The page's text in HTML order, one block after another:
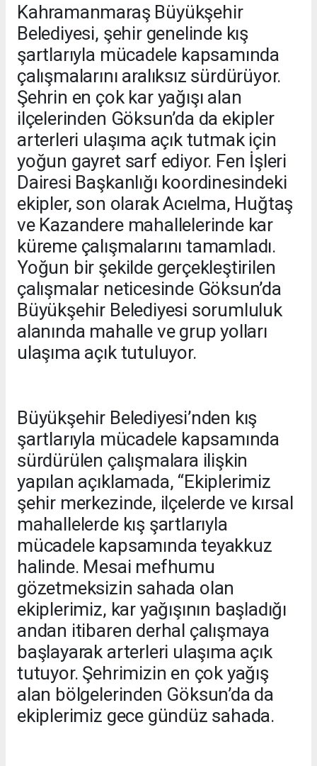
Kahramanmaraş Büyükşehir
Belediyesi, şehir genelinde kış
şartlarıyla mücadele kapsamında
çalışmalarını aralıksız sürdürüyor.
Şehrin en çok kar yağışı alan
ilçelerinden Göksun’da da ekipler
arterleri ulaşıma açık tutmak için
yoğun gayret sarf ediyor. Fen İşleri
Dairesi Başkanlığı koordinesindeki
ekipler, son olarak Acıelma, Huğtaş
ve Kazandere mahallelerinde kar
küreme çalışmalarını tamamladı.
Yoğun bir şekilde gerçekleştirilen
çalışmalar neticesinde Göksun’da
Büyükşehir Belediyesi sorumluluk
alanında mahalle ve grup yolları
ulaşıma açık tutuluyor.
Büyükşehir Belediyesi’nden kış
şartlarıyla mücadele kapsamında
sürdürülen çalışmalara ilişkin
yapılan açıklamada, “Ekiplerimiz
şehir merkezinde, ilçelerde ve kırsal
mahallelerde kış şartlarıyla
mücadele kapsamında teyakkuz
halinde. Mesai mefhumu
gözetmeksizin sahada olan
ekiplerimiz, kar yağışının başladığı
andan itibaren derhal çalışmaya
başlayarak arterleri ulaşıma açık
tutuyor. Şehrimizin en çok yağış
alan bölgelerinden Göksun’da da
ekiplerimiz gece gündüz sahada.